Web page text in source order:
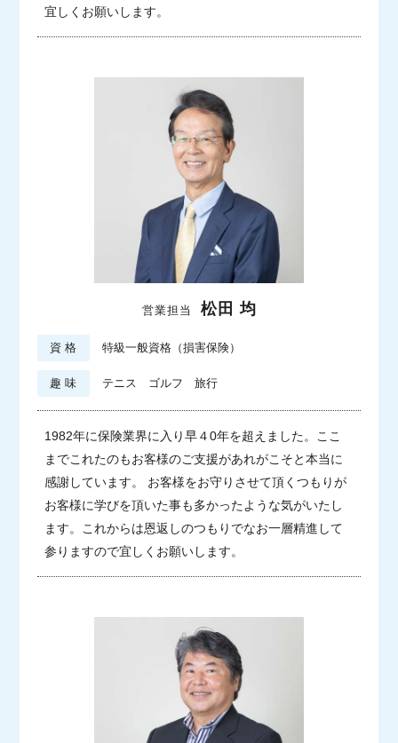
宜しくお願いします。
営業担当 松田 均
資 格 特級一般資格（損害保険）
趣 味 テニス ゴルフ 旅行
1982年に保険業界に入り早４0年を超えました。ここ
までこれたのもお客様のご支援があれがこそと本当に
感謝しています。
お客様をお守りさせて頂くつもりが
お客様に学びを頂いた事も多かったような気がいたし
ます。 これからは恩返しのつもりでなお一層精進して
参りますので宜しくお願いします。